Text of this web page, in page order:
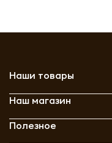
Наши товары
Наш магазин
Полезное